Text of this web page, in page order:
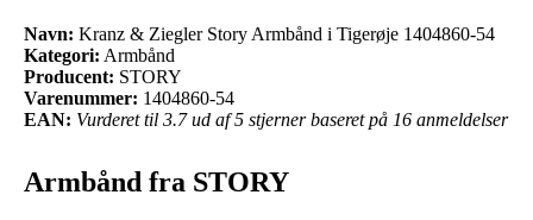
Navn: Kranz & Ziegler Story Armbånd i Tigerøje 1404860-54
Kategori: Armbånd
Producent: STORY
Varenummer: 1404860-54
EAN: Vurderet til 3.7 ud af 5 stjerner baseret på 16 anmeldelser
Armbånd fra STORY